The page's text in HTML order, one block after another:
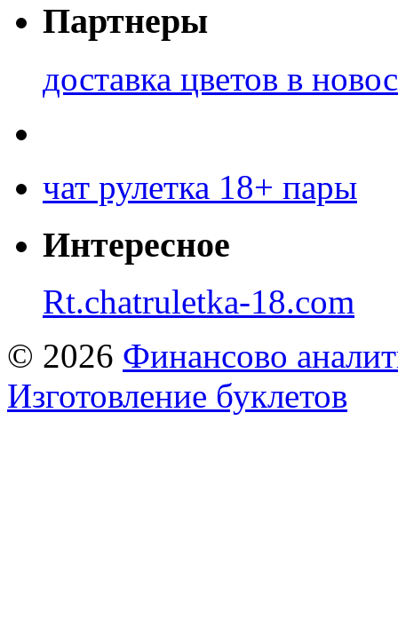
Партнеры
доставка цветов в
чат рулетка 18+ пары
Интересное
Rt.chatruletka-18.com
© 2026 Финансово
Изготовление буклетов